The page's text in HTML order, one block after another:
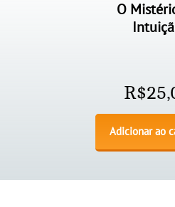
O
R$
Adicionar ao